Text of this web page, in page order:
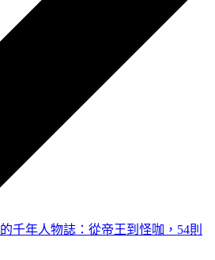
千年人物誌：從帝王到怪咖，54則